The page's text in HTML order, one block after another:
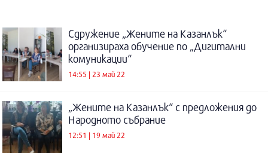
Сдружение „Жените на Казанлък“
организираха обучение по „Дигитални
комуникации“
14:55 | 23 май 22
„Жените на Казанлък“ с предложения до
Народното събрание
12:51 | 19 май 22